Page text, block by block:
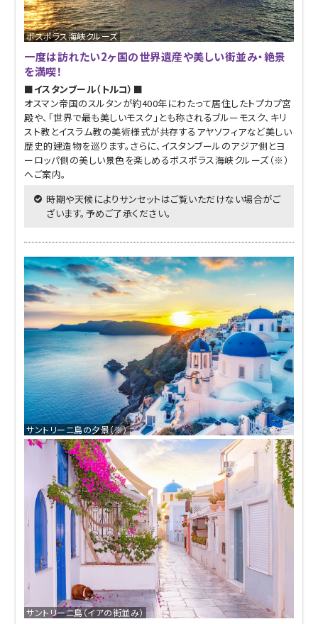
ボスポラス海峡クルーズ
一度は訪れたい2ヶ国の世界遺産や美しい街並み・絶景
を満喫！
■イスタンブール（トルコ）■
オスマン帝国のスルタンが約400年にわたって居住したトプカプ宮
殿や、「世界で最も美しいモスク」とも称されるブルーモスク、キリ
スト教とイスラム教の美術様式が共存するアヤソフィアなど美しい
歴史的建造物を巡ります。さらに、イスタンブールのアジア側とヨ
ーロッパ側の美しい景色を楽しめるボスポラス海峡クルーズ（※）
へご案内。
時期や天候によりサンセットはご覧いただけない場合がご
ざいます。予めご了承ください。
サントリーニ島の夕景（※）
サントリーニ島（イアの街並み）